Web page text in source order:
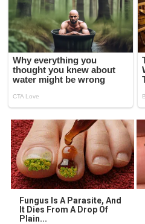
Fungus Is A Parasite, And
It Dies From A Drop Of
Plain...